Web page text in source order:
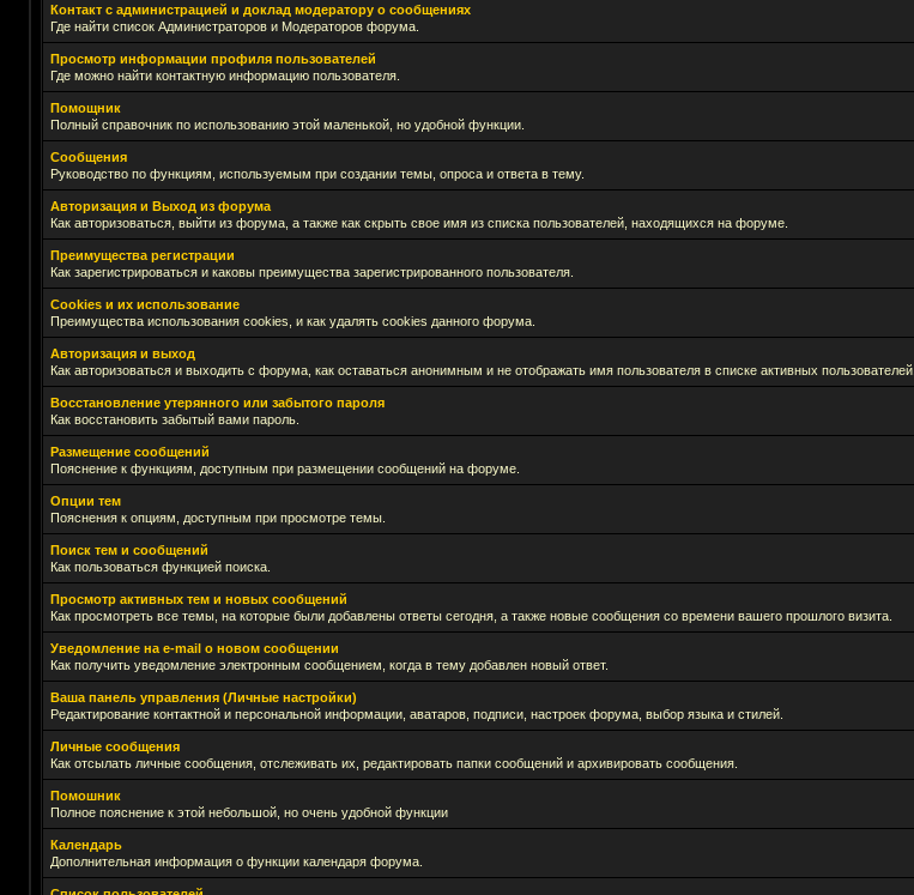
Контакт с администрацией и доклад модератору о сообщениях
Где найти список Администраторов и Модераторов форума.
Просмотр информации профиля пользователей
Где можно найти контактную информацию пользователя.
Помощник
Полный справочник по использованию этой маленькой, но удобной функции.
Сообщения
Руководство по функциям, используемым при создании темы, опроса и ответа в тему.
Авторизация и Выход из форума
Как авторизоваться, выйти из форума, а также как скрыть свое имя из списка пользователей, находящихся на форуме.
Преимущества регистрации
Как зарегистрироваться и каковы преимущества зарегистрированного пользователя.
Cookies и их использование
Преимущества использования cookies, и как удалять cookies данного форума.
Авторизация и выход
Как авторизоваться и выходить с форума, как оставаться анонимным и не отображать имя пользователя в списке активных пользователей.
Восстановление утерянного или забытого пароля
Как восстановить забытый вами пароль.
Размещение сообщений
Пояснение к функциям, доступным при размещении сообщений на форуме.
Опции тем
Пояснения к опциям, доступным при просмотре темы.
Поиск тем и сообщений
Как пользоваться функцией поиска.
Просмотр активных тем и новых сообщений
Как просмотреть все темы, на которые были добавлены ответы сегодня, а также новые сообщения со времени вашего прошлого визита.
Уведомление на е-mail о новом сообщении
Как получить уведомление электронным сообщением, когда в тему добавлен новый ответ.
Ваша панель управления (Личные настройки)
Редактирование контактной и персональной информации, аватаров, подписи, настроек форума, выбор языка и стилей.
Личные сообщения
Как отсылать личные сообщения, отслеживать их, редактировать папки сообщений и архивировать сообщения.
Помошник
Полное пояснение к этой небольшой, но очень удобной функции
Календарь
Дополнительная информация о функции календаря форума.